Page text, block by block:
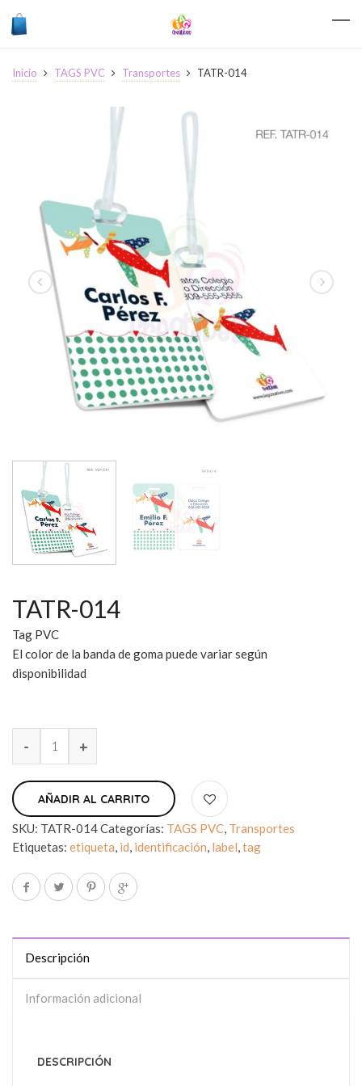
Inicio TAGS PVC Transportes TATR-014
TATR-014
Tag PVC
El color de la banda de goma puede variar según
disponibilidad
AÑADIR AL CARRITO
SKU: TATR-014Categorías: TAGS PVC, Transportes
Etiquetas: etiqueta, id, identificación, label,tag
Descripción
Información adicional
DESCRIPCIÓN